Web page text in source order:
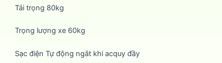
Tải trọng 80kg
Trọng lượng xe 60kg
Sạc điện Tự động ngắt khi acquy đầy